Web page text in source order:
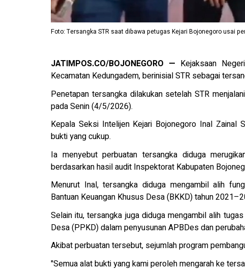
Foto: Tersangka STR saat dibawa petugas Kejari Bojonegoro usai
JATIMPOS.CO/BOJONEGORO — Kejaksaan
Kecamatan Kedungadem, berinisial STR sebagai
Penetapan tersangka dilakukan setelah STR
pada Senin (4/5/2026).
Kepala Seksi Intelijen Kejari Bojonegoro Inal Zainal
bukti yang cukup.
Ia menyebut perbuatan tersangka diduga
berdasarkan hasil audit Inspektorat Kabupaten
Menurut Inal, tersangka diduga mengambil alih
Bantuan Keuangan Khusus Desa (BKKD) tahun
Selain itu, tersangka juga diduga mengambil alih
Desa (PPKD) dalam penyusunan APBDes dan
Akibat perbuatan tersebut, sejumlah program
"Semua alat bukti yang kami peroleh mengarah ke